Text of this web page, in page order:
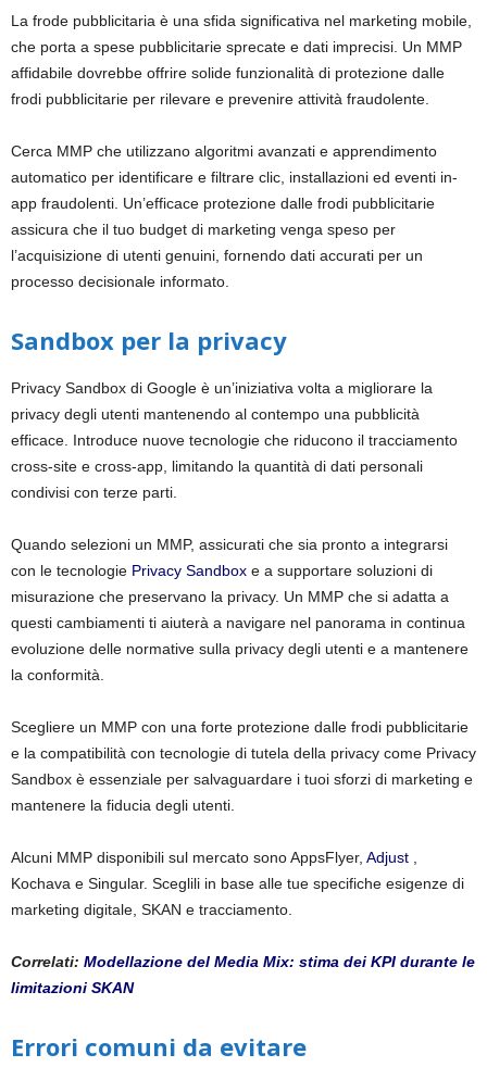
La frode pubblicitaria è una sfida significativa nel marketing mobile,
che porta a spese pubblicitarie sprecate e dati imprecisi. Un MMP
affidabile dovrebbe offrire solide funzionalità di protezione dalle
frodi pubblicitarie per rilevare e prevenire attività fraudolente.
Cerca MMP che utilizzano algoritmi avanzati e apprendimento
automatico per identificare e filtrare clic, installazioni ed eventi in-
app fraudolenti. Un’efficace protezione dalle frodi pubblicitarie
assicura che il tuo budget di marketing venga speso per
l’acquisizione di utenti genuini, fornendo dati accurati per un
processo decisionale informato.
Sandbox per la privacy
Privacy Sandbox di Google è un’iniziativa volta a migliorare la
privacy degli utenti mantenendo al contempo una pubblicità
efficace. Introduce nuove tecnologie che riducono il tracciamento
cross-site e cross-app, limitando la quantità di dati personali
condivisi con terze parti.
Quando selezioni un MMP, assicurati che sia pronto a integrarsi
con le tecnologie Privacy Sandbox e a supportare soluzioni di
misurazione che preservano la privacy. Un MMP che si adatta a
questi cambiamenti ti aiuterà a navigare nel panorama in continua
evoluzione delle normative sulla privacy degli utenti e a mantenere
la conformità.
Scegliere un MMP con una forte protezione dalle frodi pubblicitarie
e la compatibilità con tecnologie di tutela della privacy come Privacy
Sandbox è essenziale per salvaguardare i tuoi sforzi di marketing e
mantenere la fiducia degli utenti.
Alcuni MMP disponibili sul mercato sono AppsFlyer, Adjust ,
Kochava e Singular. Sceglili in base alle tue specifiche esigenze di
marketing digitale, SKAN e tracciamento.
Correlati: Modellazione del Media Mix: stima dei KPI durante le
limitazioni SKAN
Errori comuni da evitare